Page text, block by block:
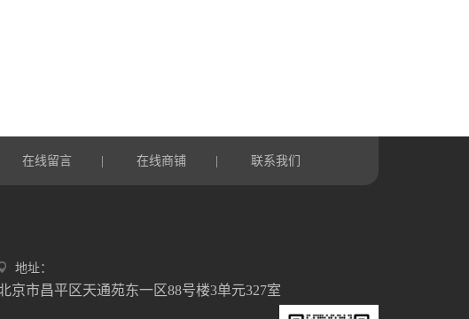
在线留言 在线商铺 联系我们
地址：
京市昌平区天通苑东一区88号楼3单元327室